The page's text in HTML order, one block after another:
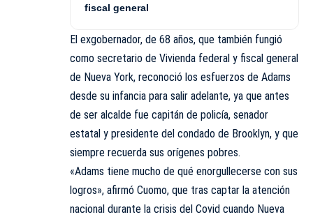
fiscal general
El exgobernador, de 68 años, que también fungió
como secretario de Vivienda federal y fiscal general
de Nueva York, reconoció los esfuerzos de Adams
desde su infancia para salir adelante, ya que antes
de ser alcalde fue capitán de policía, senador
estatal y presidente del condado de Brooklyn, y que
siempre recuerda sus orígenes pobres.
«Adams tiene mucho de qué enorgullecerse con sus
logros», afirmó Cuomo, que tras captar la atención
nacional durante la crisis del Covid cuando Nueva